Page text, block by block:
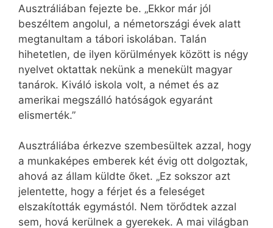
Ausztráliában fejezte be. „Ekkor már jól
beszéltem angolul, a németországi évek alatt
megtanultam a tábori iskolában. Talán
hihetetlen, de ilyen körülmények között is négy
nyelvet oktattak nekünk a menekült magyar
tanárok. Kiváló iskola volt, a német és az
amerikai megszálló hatóságok egyaránt
elismerték.”
Ausztráliába érkezve szembesültek azzal, hogy
a munkaképes emberek két évig ott dolgoztak,
ahová az állam küldte őket. „Ez sokszor azt
jelentette, hogy a férjet és a feleséget
elszakították egymástól. Nem törődtek azzal
sem, hová kerülnek a gyerekek. A mai világban